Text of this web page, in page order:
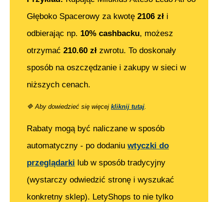
Głęboko Spacerowy za kwotę 2106 zł i
odbierając np. 10% cashbacku, możesz
otrzymać 210.60 zł zwrotu. To doskonały
sposób na oszczędzanie i zakupy w sieci w
niższych cenach.
🔷 Aby dowiedzieć się więcej kliknij tutaj
Rabaty mogą być naliczane w sposób
automatyczny - po dodaniu wtyczki do
przeglądarki lub w sposób tradycyjny
(wystarczy odwiedzić stronę i wyszukać
konkretny sklep). LetyShops to nie tylko